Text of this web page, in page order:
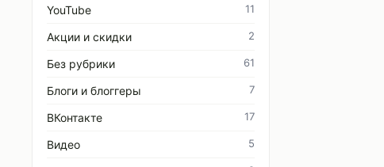
YouTube 11
Акции и скидки 2
Без рубрики 61
Блоги и блоггеры 7
ВКонтакте 17
Видео 5